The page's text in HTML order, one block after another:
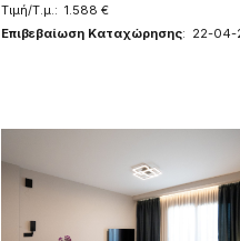
Τιμή/Τ.μ.: 1.588 €
Επιβεβαίωση Καταχώρησης: 22-04-